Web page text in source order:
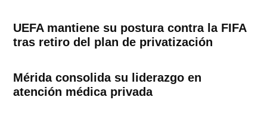
UEFA mantiene su postura contra la FIFA
tras retiro del plan de privatización
Mérida consolida su liderazgo en
atención médica privada